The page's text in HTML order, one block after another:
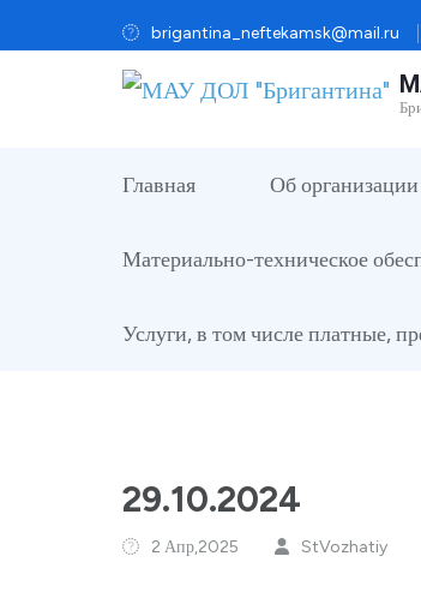
к
brigantina_neftekamsk@mail.ru
Главная Об
Материально-техническое
Услуги, в том числе платные,
29.10.2024
2 Апр,2025 StVozhatiy